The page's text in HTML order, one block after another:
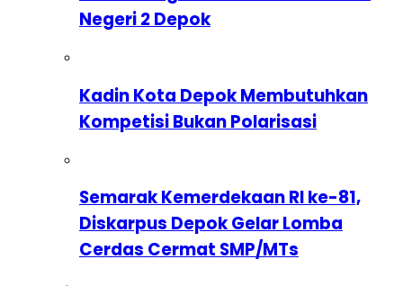
Negeri 2 Depok
Kadin Kota Depok Membutuhkan
Kompetisi Bukan Polarisasi
Semarak Kemerdekaan RI ke-81,
Diskarpus Depok Gelar Lomba
Cerdas Cermat SMP/MTs